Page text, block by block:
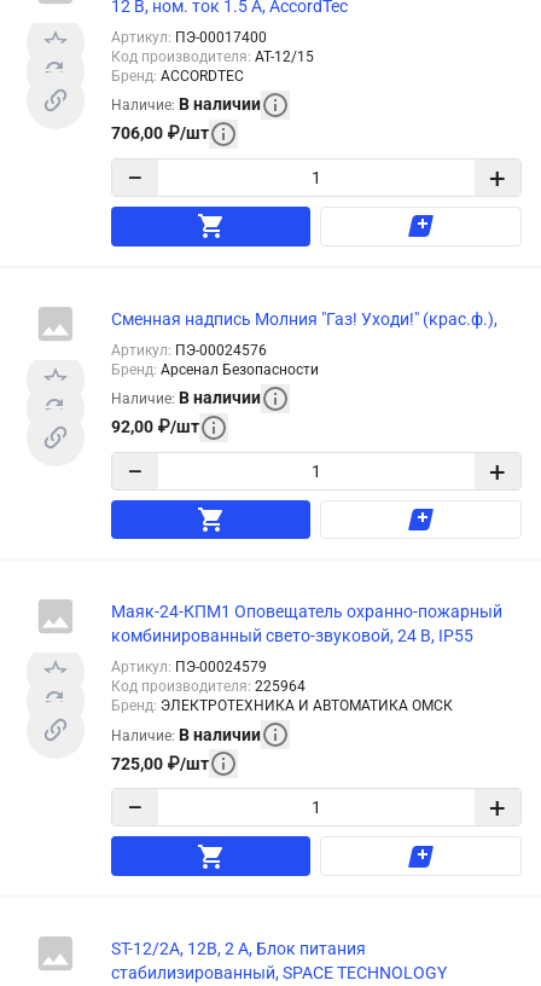
12 В, ном. ток 1.5 А, AccordTec
Артикул: ПЭ-00017400
Код производителя: АТ-12/15
Бренд: ACCORDTEC
Наличие: В наличии
706,00 ₽/шт
− +
Сменная надпись Молния "Газ! Уходи!" (крас.ф.),
Артикул: ПЭ-00024576
Бренд: Арсенал Безопасности
Наличие: В наличии
92,00 ₽/шт
− +
Маяк-24-КПМ1 Оповещатель охранно-пожарный
комбинированный свето-звуковой, 24 В, IP55
Артикул: ПЭ-00024579
Код производителя: 225964
Бренд: ЭЛЕКТРОТЕХНИКА И АВТОМАТИКА ОМСК
Наличие: В наличии
725,00 ₽/шт
− +
ST-12/2A, 12В, 2 А, Блок питания
стабилизированный, SPACE TECHNOLOGY